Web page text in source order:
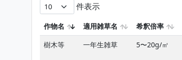
件表示
作物名 適用雑草名 希釈倍率
樹木等
一年生雑草 5〜20g/㎡